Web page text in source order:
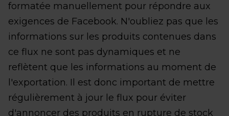
formatée manuellement pour répondre aux
exigences de Facebook. N'oubliez pas que les
informations sur les produits contenues dans
ce flux ne sont pas dynamiques et ne
reflètent que les informations au moment de
l'exportation. Il est donc important de mettre
régulièrement à jour le flux pour éviter
d'annoncer des produits en rupture de stock